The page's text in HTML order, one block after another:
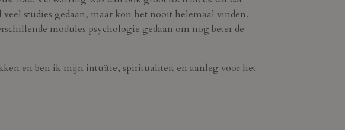
studies gedaan, maar kon het nooit helemaal vinden.
modules psychologie gedaan om nog beter de
en ben ik mijn intuïtie, spiritualiteit en aanleg voor het